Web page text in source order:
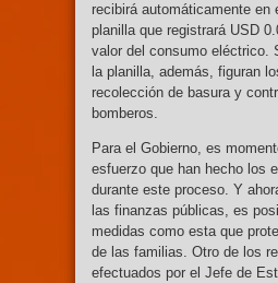
recibirá automáticamente en
planilla que registrará USD
valor del consumo eléctrico.
la planilla, además, figuran
recolección de basura y
bomberos.
Para el Gobierno, es
esfuerzo que han hecho los
durante este proceso. Y
las finanzas públicas, es
medidas como esta que
de las familias. Otro de los
efectuados por el Jefe de